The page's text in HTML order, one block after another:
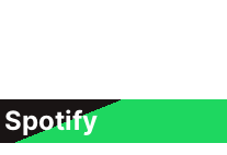
Spotify